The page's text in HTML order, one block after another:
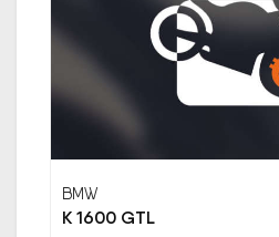
BMW
K 1600 GTL